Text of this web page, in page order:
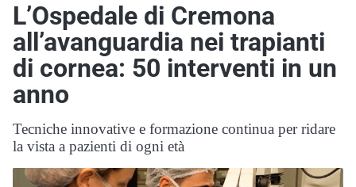
L’Ospedale di Cremona
all’avanguardia nei trapianti
di cornea: 50 interventi in un
anno
Tecniche innovative e formazione continua per ridare
la vista a pazienti di ogni età